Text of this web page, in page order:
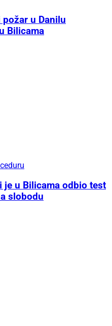
u Danilu
Bilicama
u Bilicama odbio test
slobodu